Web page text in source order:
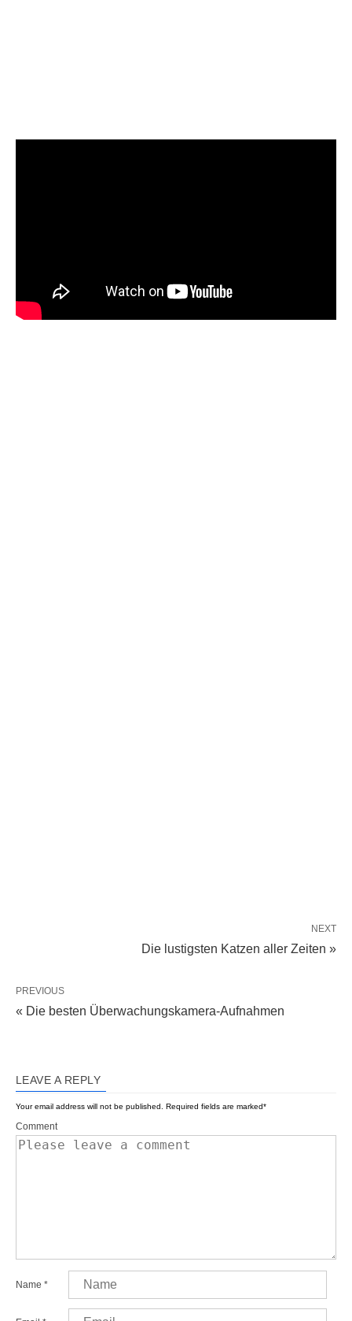
NEXT
Die lustigsten Katzen aller Zeiten »
PREVIOUS
« Die besten Überwachungskamera-Aufnahmen
LEAVE A REPLY
Your email address will not be published. Required fields are marked*
Comment
Name *